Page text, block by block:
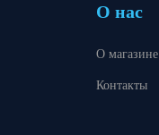
О нас
О магазине
Контакты